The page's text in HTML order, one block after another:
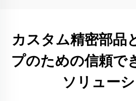
カスタム精密部品
プのための信頼で
ソリュー